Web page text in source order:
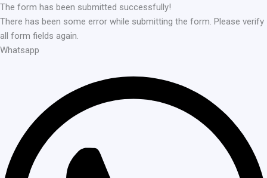
The form has been submitted successfully!
There has been some error while submitting the form. Please verify
all form fields again.
Whatsapp